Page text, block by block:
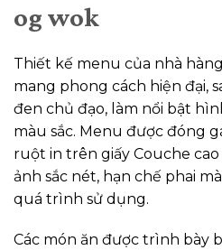
og wok
Thiết kế menu của nhà
mang phong cách hiện đại,
đen chủ đạo, làm nổi bật
màu sắc. Menu được đóng
ruột in trên giấy Couche
ảnh sắc nét, hạn chế phai
quá trình sử dụng.
Các món ăn được trình bày